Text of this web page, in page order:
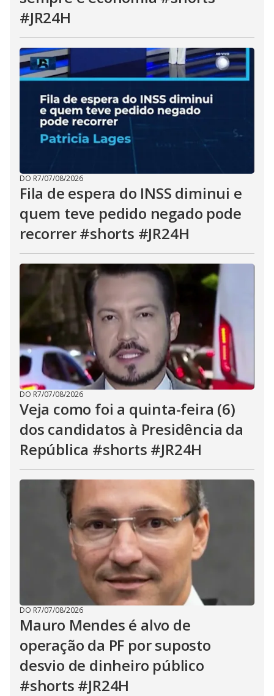
#JR24H
DO R7/07/08/2026
Fila de espera do INSS diminui e
quem teve pedido negado pode
recorrer #shorts #JR24H
DO R7/07/08/2026
Veja como foi a quinta-feira (6)
dos candidatos à Presidência da
República #shorts #JR24H
DO R7/07/08/2026
Mauro Mendes é alvo de
operação da PF por suposto
desvio de dinheiro público
#shorts #JR24H